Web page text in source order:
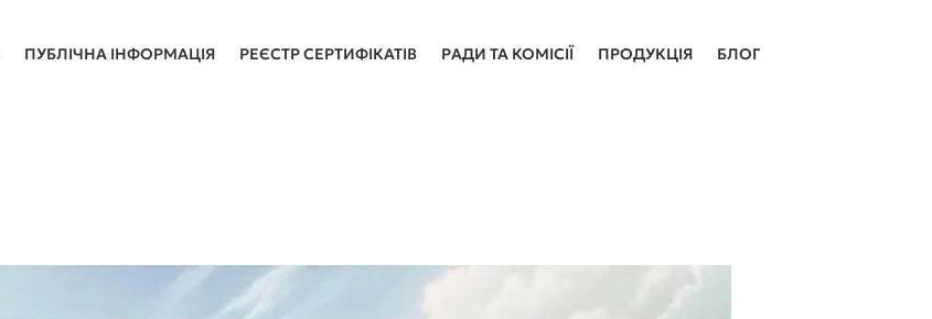
ПУБЛІЧНА ІНФОРМАЦІЯ РЕЄСТР СЕРТИФІКАТІВ РАДИ ТА КОМІСІЇ ПРОДУКЦІЯ БЛОГ